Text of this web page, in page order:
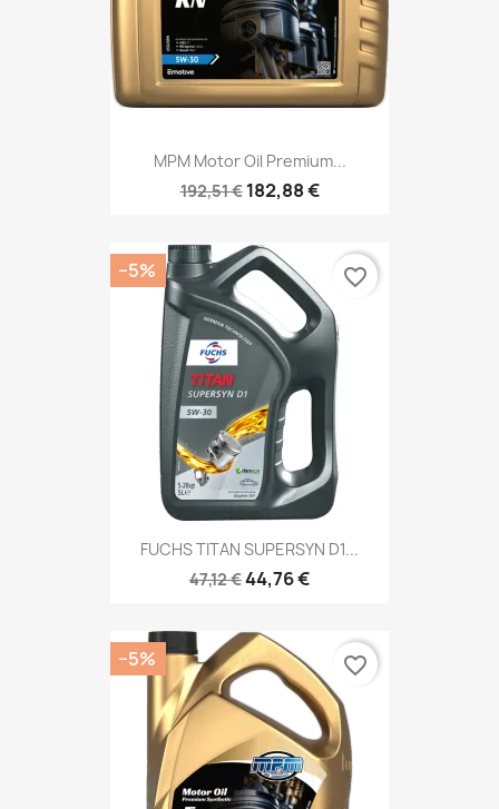
MPM Motor Oil Premium...
192,51 € 182,88 €
FUCHS TITAN SUPERSYN D1...
47,12 €44,76 €
−5% favorite_border
−5% favorite_border